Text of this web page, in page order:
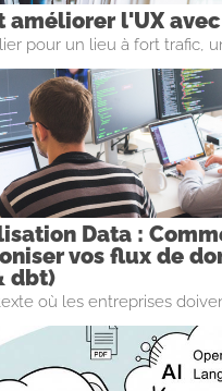
améliorer l'UX
pour un lieu à fort trafic,
Data :
vos flux de
dbt)
où les entreprises